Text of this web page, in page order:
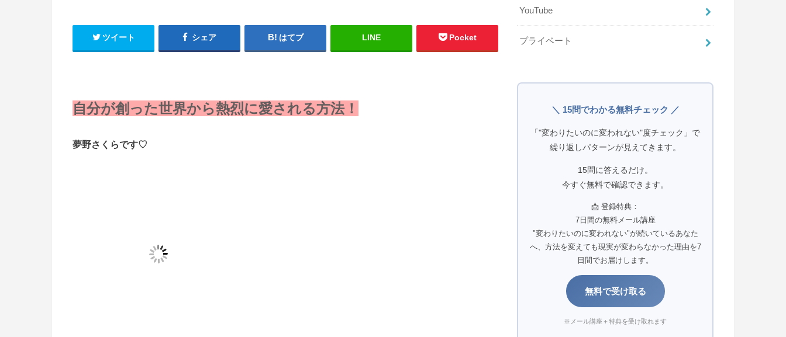
ツイート シェア はてブ LINE Pocket
自分が創った世界から熱烈に愛される方法！
夢野さくらです♡
YouTube
プライベート
＼ 15問でわかる無料チェック ／
「"変わりたいのに変われない"度チェック」で
繰り返しパターンが見えてきます。
15問に答えるだけ。
今すぐ無料で確認できます。
📩 登録特典：
7日間の無料メール講座
"変わりたいのに変われない"が続いているあなた
へ、方法を変えても現実が変わらなかった理由を7
日間でお届けします。
無料で受け取る
※メール講座＋特典を受け取れます